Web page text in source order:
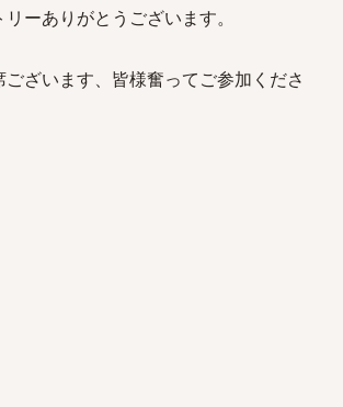
ーありがとうございます。
ございます、皆様奮ってご参加くださ